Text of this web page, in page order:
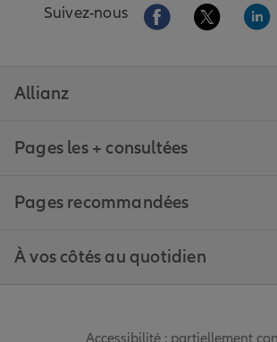
Suivez-nous Aller sur la page
Aller sur
Allianz
Pages les + consultées
Pages recommandées
À vos côtés au quotidien